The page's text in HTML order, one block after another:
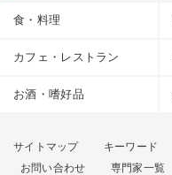
食・料理
カフェ・レストラン
お酒・嗜好品
サイトマップ キーワード
お問い合わせ
専門家一覧